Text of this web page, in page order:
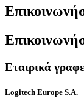
Εταιρικά
Logitech Europe S.A.